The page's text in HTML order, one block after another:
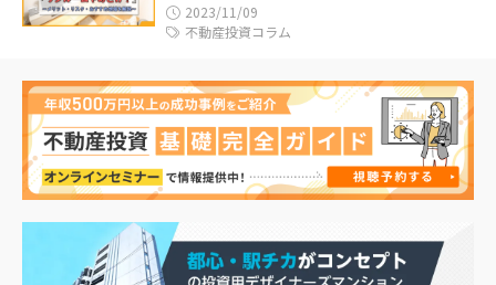
2023/11/09
不動産投資コラム